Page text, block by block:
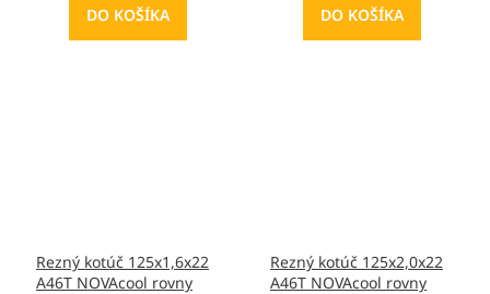
DO KOŠÍKA DO KOŠÍKA
Rezný kotúč 125x1,6x22
A46T NOVAcool rovny
Rezný kotúč 125x2,0x22
A46T NOVAcool rovny